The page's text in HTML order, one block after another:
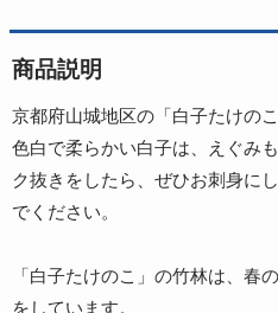
商品説明
京都府山城地区の「白子たけのこ
色白で柔らかい白子は、えぐみ
ク抜きをしたら、ぜひお刺身に
でください。
「白子たけのこ」の竹林は、春
をしています。